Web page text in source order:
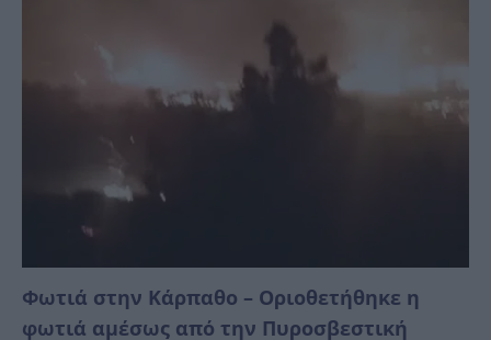
Φωτιά στην Κάρπαθο – Οριοθετήθηκε η
φωτιά αμέσως από την Πυροσβεστική